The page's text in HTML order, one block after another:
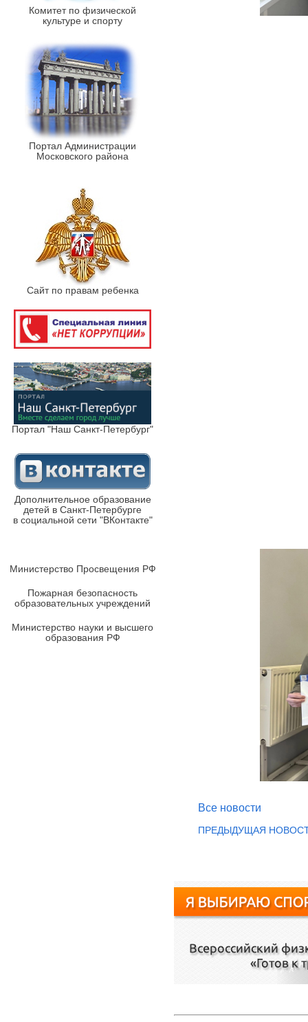
Комитет по физической
культуре и спорту
Портал Администрации
Московского района
Сайт по правам ребенка
Портал "Наш Санкт-Петербург"
Дополнительное образование
детей в Санкт-Петербурге
в социальной сети "ВКонтакте"
Министерство Просвещения РФ
Пожарная безопасность
образовательных учреждений
Министерство науки и высшего
образования РФ
Все новости
ПРЕДЫДУЩАЯ